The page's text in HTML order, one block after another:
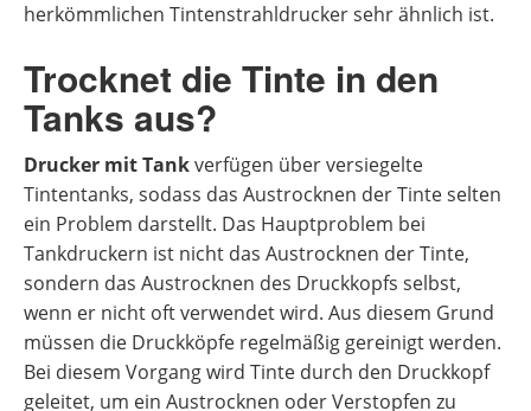
herkömmlichen Tintenstrahldrucker sehr ähnlich ist.
Trocknet die Tinte in den
Tanks aus?
Drucker mit Tankverfügen über versiegelte
Tintentanks, sodass das Austrocknen der Tinte selten
ein Problem darstellt. Das Hauptproblem bei
Tankdruckern ist nicht das Austrocknen der Tinte,
sondern das Austrocknen des Druckkopfs selbst,
wenn er nicht oft verwendet wird. Aus diesem Grund
müssen die Druckköpfe regelmäßig gereinigt werden.
Bei diesem Vorgang wird Tinte durch den Druckkopf
geleitet, um ein Austrocknen oder Verstopfen zu